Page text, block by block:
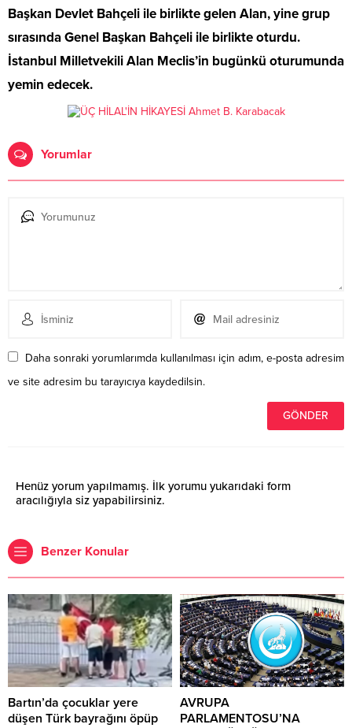
Başkan Devlet Bahçeli ile birlikte gelen Alan, yine grup
sırasında Genel Başkan Bahçeli ile birlikte oturdu.
İstanbul Milletvekili Alan Meclis’in bugünkü oturumunda
yemin edecek.
Yorumlar
Daha sonraki yorumlarımda kullanılması için adım, e-posta adresim
ve site adresim bu tarayıcıya kaydedilsin.
Henüz yorum yapılmamış. İlk yorumu yukarıdaki form
aracılığıyla siz yapabilirsiniz.
Benzer Konular
Bartın’da çocuklar yere
düşen Türk bayrağını öpüp
AVRUPA
PARLAMENTOSU’NA